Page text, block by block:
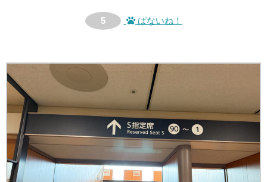
5 ぱないね！